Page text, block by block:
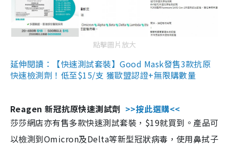
點擊圖片放大
延伸閱讀：【快速測試套裝】Good Mask發售3款抗原
快速檢測劑！低至$15/支 獲歐盟認證+無限購數量
Reagen 新冠抗原快速測試劑 >>按此選購<<
莎莎網店亦有售多款快速測試套裝，$19就買到。產品可
以檢測到Omicron及Delta等新型冠狀病毒，使用鼻拭子